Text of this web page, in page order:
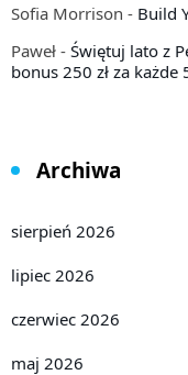
Sofia Morrison - Build
Paweł - Świętuj lato z
bonus 250 zł za każde
Archiwa
sierpień 2026
lipiec 2026
czerwiec 2026
maj 2026